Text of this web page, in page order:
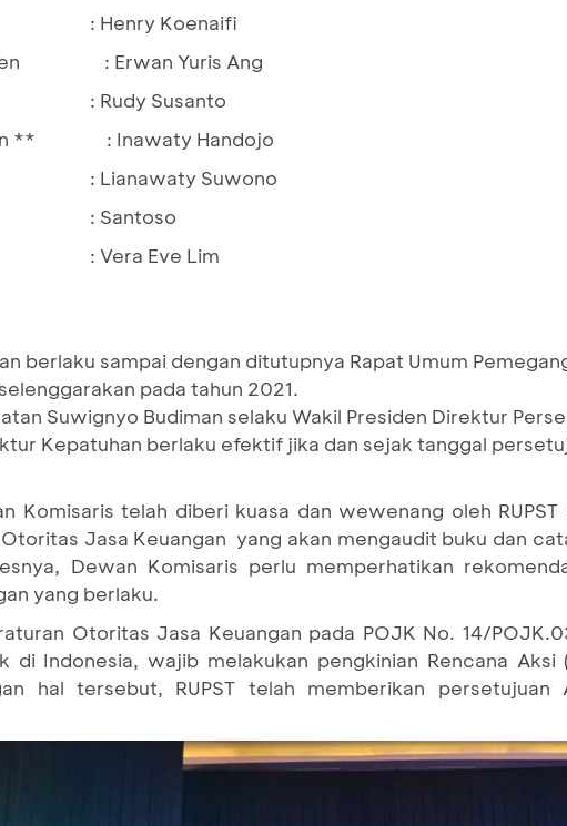
Koenaifi
: Erwan Yuris Ang
Susanto
** : Inawaty Handojo
Suwono
Santoso
Eve Lim
berlaku sampai dengan ditutupnya Rapat Umum
pada tahun 2021.
Suwignyo Budiman selaku Wakil Presiden Direktur
Kepatuhan berlaku efektif jika dan sejak tanggal
Komisaris telah diberi kuasa dan wewenang oleh
Jasa Keuangan yang akan mengaudit buku dan
Dewan Komisaris perlu memperhatikan
yang berlaku.
Otoritas Jasa Keuangan pada POJK No. 14/
di Indonesia, wajib melakukan pengkinian Rencana Aksi
hal tersebut, RUPST telah memberikan persetujuan